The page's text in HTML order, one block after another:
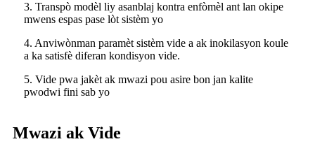
3. Transpò modèl liy asanblaj kontra enfòmèl ant lan okipe
mwens espas pase lòt sistèm yo
4. Anviwònman paramèt sistèm vide a ak inokilasyon koule
a ka satisfè diferan kondisyon vide.
5. Vide pwa jakèt ak mwazi pou asire bon jan kalite
pwodwi fini sab yo
Mwazi ak Vide